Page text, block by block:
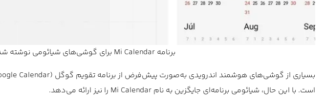
برنامه Mi Calendar برای گوشی‌های شیائومی نوشته شده است.
است. با این حال، شیائومی برنامه‌ای جایگزین به نام Mi Calendar را نیز ارائه می‌دهد.